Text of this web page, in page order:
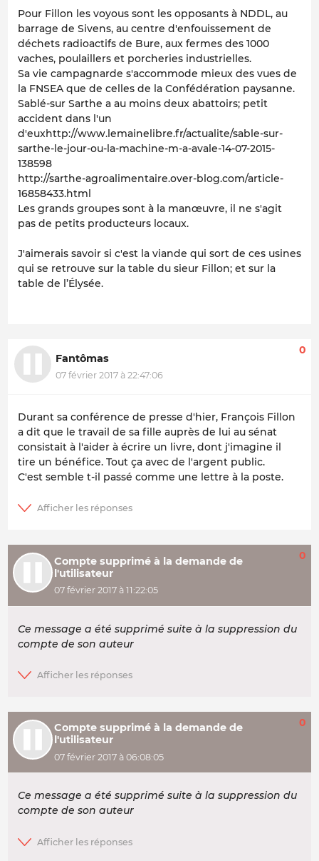
Pour Fillon les voyous sont les opposants à NDDL, au
barrage de Sivens, au centre d'enfouissement de
déchets radioactifs de Bure, aux fermes des 1000
vaches, poulaillers et porcheries industrielles.
Sa vie campagnarde s'accommode mieux des vues de
la FNSEA que de celles de la Confédération paysanne.
Sablé-sur Sarthe a au moins deux abattoirs; petit
accident dans l'un
d'euxhttp://www.lemainelibre.fr/actualite/sable-sur-
sarthe-le-jour-ou-la-machine-m-a-avale-14-07-2015-
138598
http://sarthe-agroalimentaire.over-blog.com/article-
16858433.html
Les grands groupes sont à la manœuvre, il ne s'agit
pas de petits producteurs locaux.
J'aimerais savoir si c'est la viande qui sort de ces usines
qui se retrouve sur la table du sieur Fillon; et sur la
table de l’Élysée.
Fantômas
07 février 2017 à 22:47:06
0
Durant sa conférence de presse d'hier, François Fillon
a dit que le travail de sa fille auprès de lui au sénat
consistait à l'aider à écrire un livre, dont j'imagine il
tire un bénéfice. Tout ça avec de l'argent public.
C'est semble t-il passé comme une lettre à la poste.
Compte supprimé à la demande de
l'utilisateur
07 février 2017 à 11:22:05
0
Ce message a été supprimé suite à la suppression du
compte de son auteur
Compte supprimé à la demande de
l'utilisateur
07 février 2017 à 06:08:05
0
Ce message a été supprimé suite à la suppression du
compte de son auteur